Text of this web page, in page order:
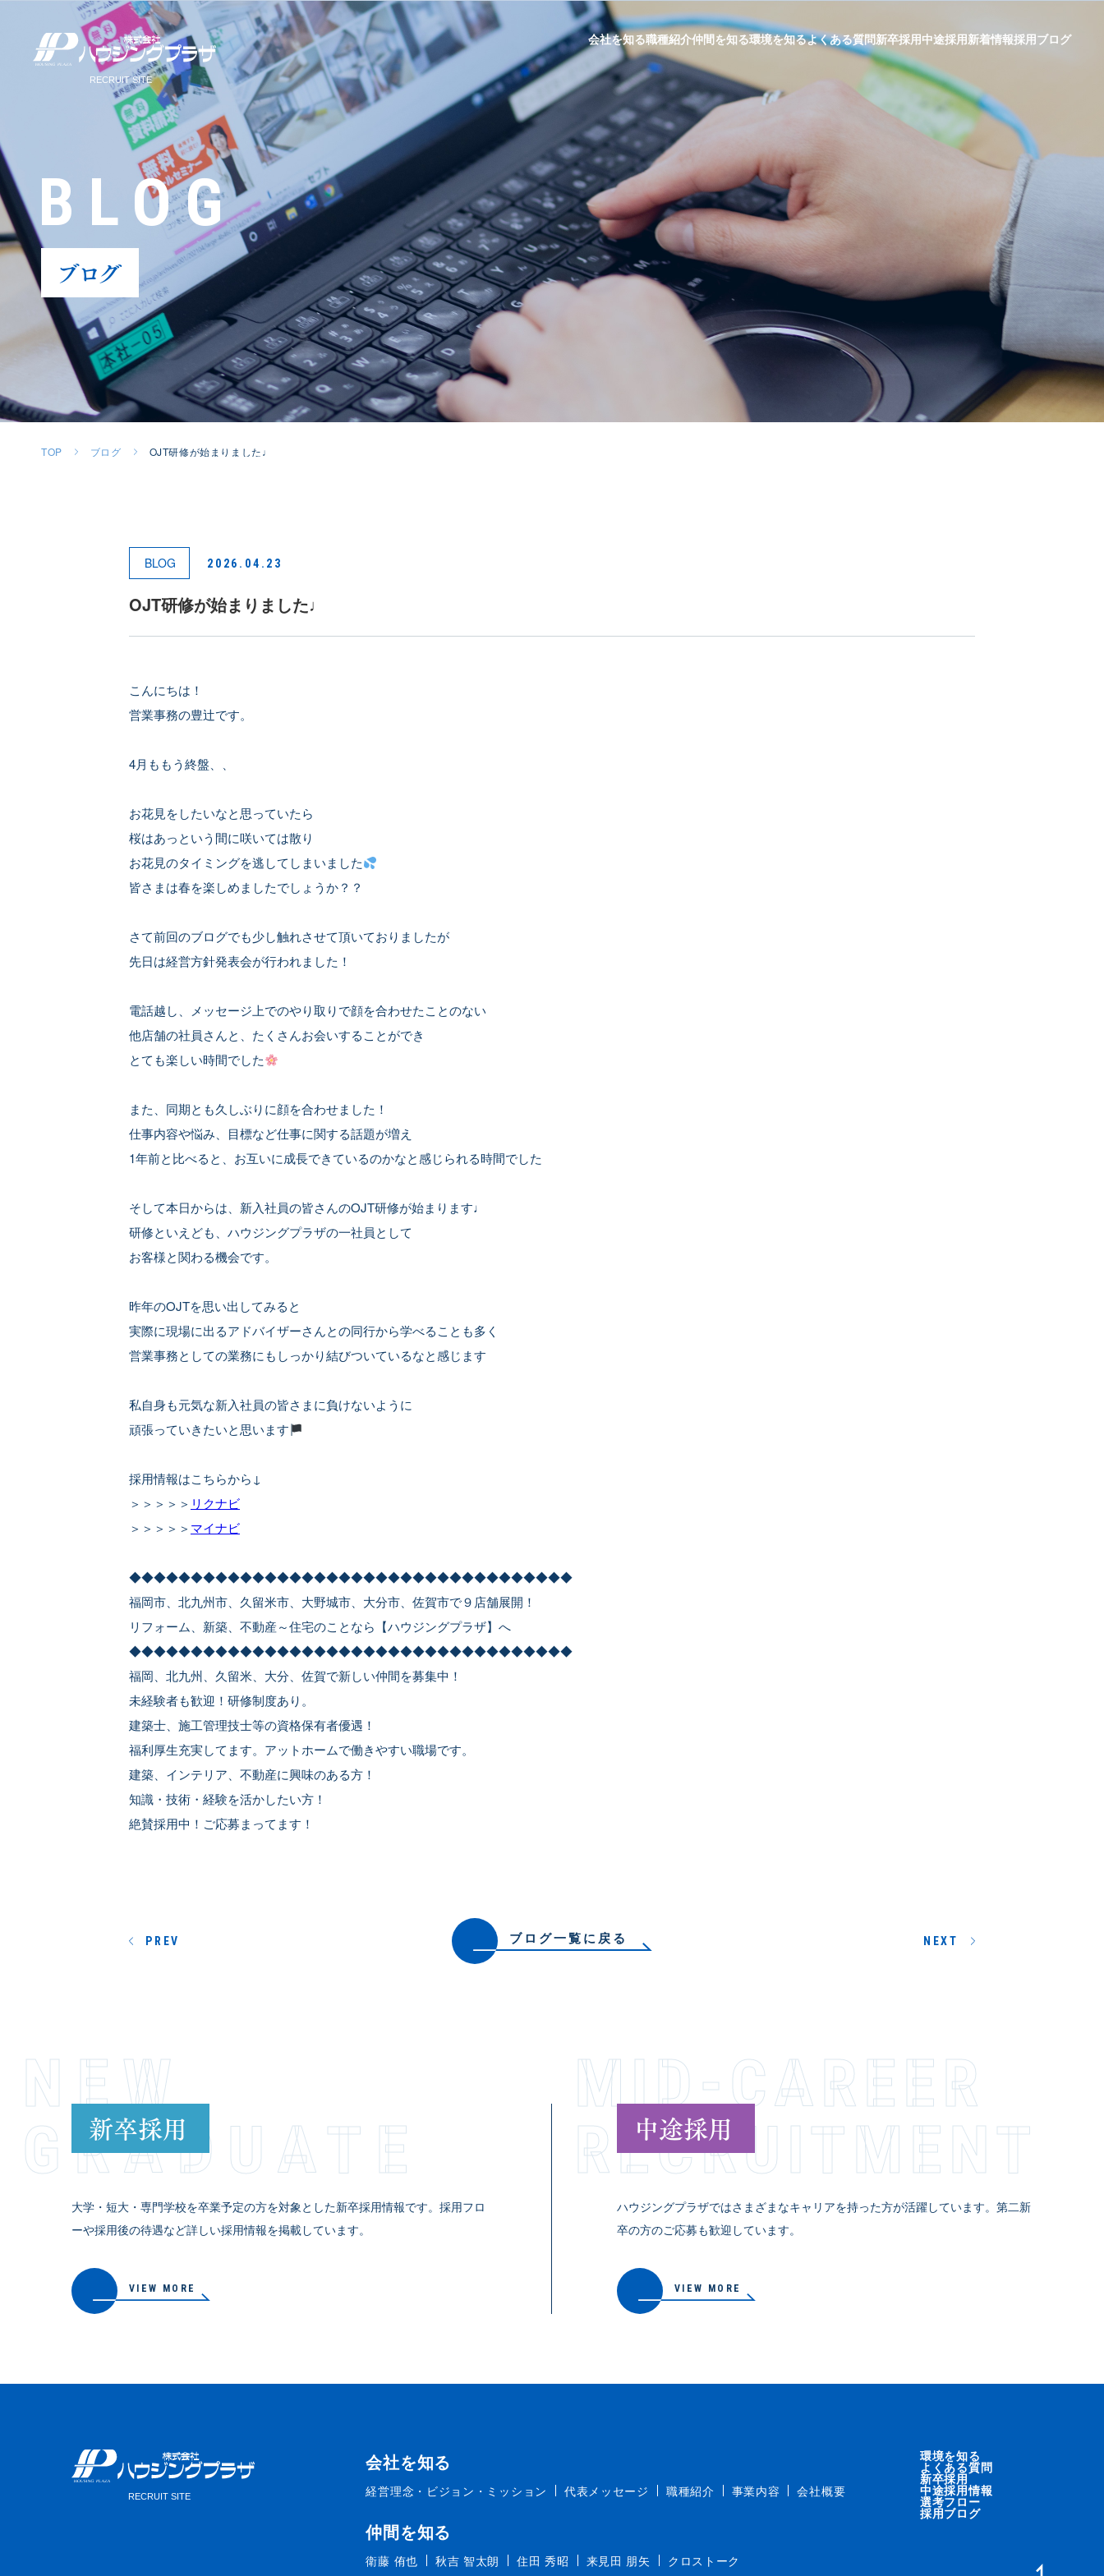
会社を知る職種紹介仲間を知る環境を知るよくある質問新卒採用中途採用新着情報採用ブログ
BLOG
ブログ
TOP ブログ OJT研修が始まりました♩
BLOG 2026.04.23
OJT研修が始まりました♩
こんにちは！
営業事務の豊辻です。
4月ももう終盤、、
お花見をしたいなと思っていたら
桜はあっという間に咲いては散り
お花見のタイミングを逃してしまいました
皆さまは春を楽しめましたでしょうか？？
さて前回のブログでも少し触れさせて頂いておりましたが
先日は経営方針発表会が行われました！
電話越し、メッセージ上でのやり取りで顔を合わせたことのない
他店舗の社員さんと、たくさんお会いすることができ
とても楽しい時間でした
また、同期とも久しぶりに顔を合わせました！
仕事内容や悩み、目標など仕事に関する話題が増え
1年前と比べると、お互いに成長できているのかなと感じられる時間でした
そして本日からは、新入社員の皆さんのOJT研修が始まります♩
研修といえども、ハウジングプラザの一社員として
お客様と関わる機会です。
昨年のOJTを思い出してみると
実際に現場に出るアドバイザーさんとの同行から学べることも多く
営業事務としての業務にもしっかり結びついているなと感じます
私自身も元気な新入社員の皆さまに負けないように
頑張っていきたいと思います
採用情報はこちらから↓
＞＞＞＞＞ リクナビ
＞＞＞＞＞ マイナビ
◆◆◆◆◆◆◆◆◆◆◆◆◆◆◆◆◆◆◆◆◆◆◆◆◆◆◆◆◆◆◆◆◆◆◆◆
福岡市、北九州市、久留米市、大野城市、大分市、佐賀市で９店舗展開！
リフォーム、新築、不動産～住宅のことなら【ハウジングプラザ】へ
◆◆◆◆◆◆◆◆◆◆◆◆◆◆◆◆◆◆◆◆◆◆◆◆◆◆◆◆◆◆◆◆◆◆◆◆
福岡、北九州、久留米、大分、佐賀で新しい仲間を募集中！
未経験者も歓迎！研修制度あり。
建築士、施工管理技士等の資格保有者優遇！
福利厚生充実してます。アットホームで働きやすい職場です。
建築、インテリア、不動産に興味のある方！
知識・技術・経験を活かしたい方！
絶賛採用中！ご応募まってます！
ブログ一覧に戻る
PREV NEXT
NEW
GRADUATE
新卒採用
大学・短大・専門学校を卒業予定の方を対象とした新卒採用情報です。採用フロ
ーや採用後の待遇など詳しい採用情報を掲載しています。
VIEW MORE
MID-CAREER
RECR­U­I­T­M­E­N­T
中途採用
ハウジングプラザではさまざまなキャリアを持った方が活躍しています。第二新
卒の方のご応募も歓迎しています。
VIEW MORE
会社を知る
経営理念・ビジョン・ミッション 代表メッセージ 職種紹介 事業内容 会社概要
仲間を知る
衛藤 侑也 秋吉 智太朗 住田 秀昭 来見田 朋矢 クロストーク
環境を知る
よくある質問
新卒採用
中途採用情報
選考フロー
採用ブログ